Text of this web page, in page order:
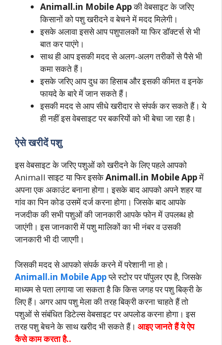
Animall.in Mobile Appकी वेबसाइट के जरिए
किसानों को पशु खरीदने व बेचने में मदद मिलेगी।
इसके अलावा इससे आप पशुपालकों या फिर डॉक्टर्स से भी
बात कर पाएंगे।
साथ ही आप इसकी मदद से अलग-अलग तरीकों से पैसे भी
कमा सकते हैं।
इसके जरिए आप दुध का हिसाब और इसकी कीमत व इनके
फायदे के बारे में जान सकते हैं।
इसकी मदद से आप सीधे खरीदार से संपर्क कर सकते हैं। ये
ही नहीं इस वेबसाइट पर बकरियों को भी बेचा जा रहा है।
ऐसे खरीदें पशु
इस वेबसाइट के जरिए पशुओं को खरीदने के लिए पहले आपको
Animall साइट या फिर इसकेAnimall.in Mobile Appमें
अपना एक अकाउंट बनाना होगा। इसके बाद आपको अपने शहर या
गांव का पिन कोड उसमें दर्ज करना होगा। जिसके बाद आपके
नजदीक की सभी पशुओं की जानकारी आपके फोन में उपलब्ध हो
जाएंगी। इस जानकारी में पशु मालिकों का भी नंबर व उसकी
जानकारी भी दी जाएगी।
जिसकी मदद से आपको संपर्क करने में परेशानी ना हो।
Animall.in Mobile Appप्ले स्टोर पर पॉपुलर एप है, जिसके
माध्यम से पता लगाया जा सकता है कि किस जगह पर पशु बिक्री के
लिए हैं। अगर आप पशु मेला की तरह बिक्री करना चाहते हैं तो
पशुओं से संबंधित डिटेल्स वेबसाइट पर अपलोड करना होगा। इस
तरह पशु बेचने के साथ खरीद भी सकते हैं। आइए जानते हैं ये ऐप
कैसे काम करता है..